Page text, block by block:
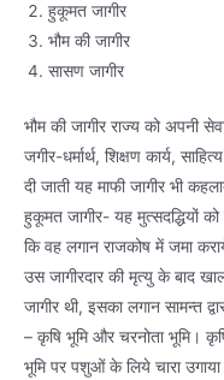
हुकूमत जागीर
भौम की जागीर
सासण जागीर
भौम की जागीर राज्य को
जगीर-धर्मार्थ, शिक्षण कार्य,
दी जाती यह माफी जागीर भी
हुकूमत जागीर- यह मुत्सदद्धियों को
कि वह लगान राजकोष में जमा
उस जागीरदार की मृत्यु के बाद
जागीर थी, इसका लगान सामन्त
– कृषि भूमि और चरनोता भूमि।
भूमि पर पशुओं के लिये चारा